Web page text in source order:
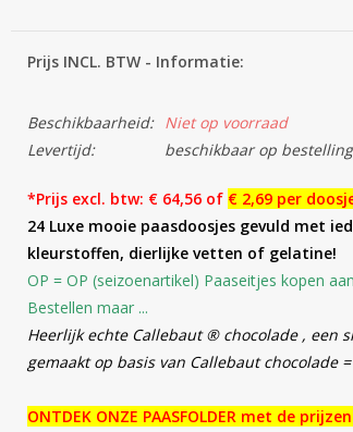
Prijs INCL. BTW - Informatie:
Beschikbaarheid:
Niet op voorraad
Levertijd:
beschikbaar op
*Prijs excl. btw: € 64,56 of € 2,69 per
24 Luxe mooie paasdoosjes gevuld met
kleurstoffen, dierlijke vetten of gelatine!
OP = OP (seizoenartikel) Paaseitjes kopen
Bestellen maar ...
Heerlijk echte Callebaut ® chocolade , een
gemaakt op basis van Callebaut chocolade
ONTDEK ONZE PAASFOLDER met de